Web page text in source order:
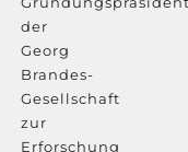
der
Georg
Brandes-
Gesellschaft
zur
Erforschung